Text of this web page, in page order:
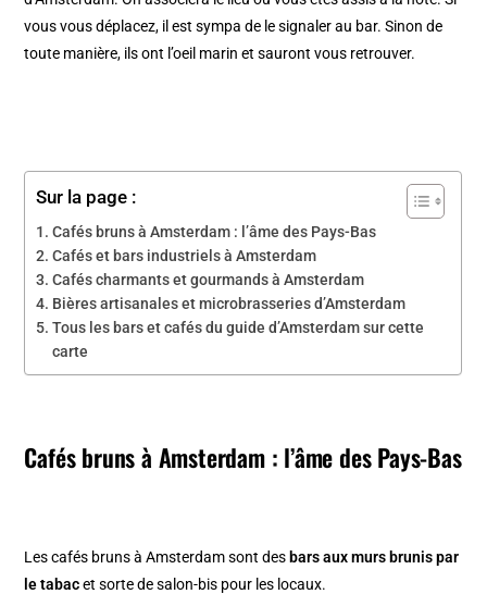
vous vous déplacez, il est sympa de le signaler au bar. Sinon de
toute manière, ils ont l’oeil marin et sauront vous retrouver.
Sur la page :
Cafés bruns à Amsterdam : l’âme des Pays-Bas
Cafés et bars industriels à Amsterdam
Cafés charmants et gourmands à Amsterdam
Bières artisanales et microbrasseries d’Amsterdam
Tous les bars et cafés du guide d’Amsterdam sur cette
carte
Cafés bruns à Amsterdam : l’âme des Pays-Bas
Les cafés bruns à Amsterdam sont des bars aux murs brunis par
le tabacet sorte de salon-bis pour les locaux.